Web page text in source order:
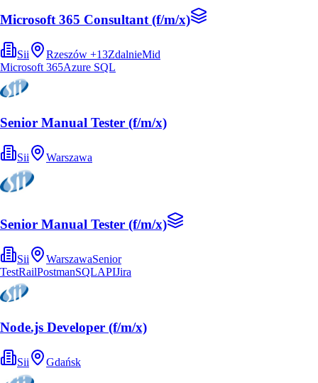
Microsoft 365 Consultant (f/m/x)
Sii Rzeszów +13ZdalnieMid
Microsoft 365Azure SQL
Senior Manual Tester (f/m/x)
Sii Warszawa
Senior Manual Tester (f/m/x)
Sii WarszawaSenior
TestRailPostmanSQLAPIJira
Node.js Developer (f/m/x)
Sii Gdańsk